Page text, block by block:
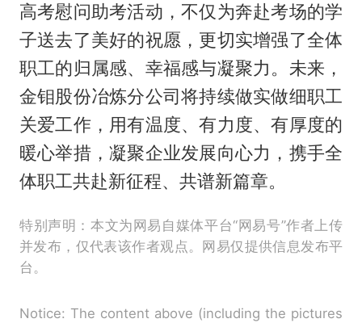
高考慰问助考活动，不仅为奔赴考场的学
子送去了美好的祝愿，更切实增强了全体
职工的归属感、幸福感与凝聚力。未来，
金钼股份冶炼分公司将持续做实做细职工
关爱工作，用有温度、有力度、有厚度的
暖心举措，凝聚企业发展向心力，携手全
体职工共赴新征程、共谱新篇章。
特别声明：本文为网易自媒体平台“网易号”作者上传
并发布，仅代表该作者观点。网易仅提供信息发布平
台。
Notice: The content above (including the pictures